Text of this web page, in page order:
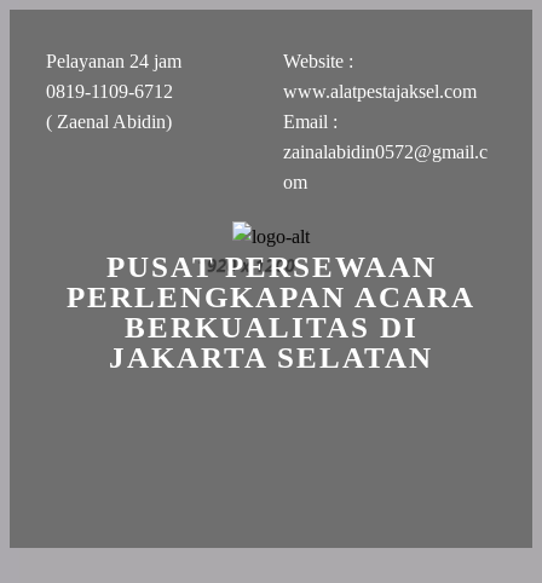
Pelayanan 24 jam
0819-1109-6712
( Zaenal Abidin)
Website :
www.alatpestajaksel.com
Email :
zainalabidin0572@gmail.c
om
PUSAT PERSEWAAN
PERLENGKAPAN ACARA
BERKUALITAS DI
JAKARTA SELATAN